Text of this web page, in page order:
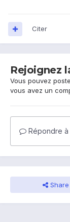
Citer
Rejoignez
Vous pouvez
vous avez un
Répondre
Share